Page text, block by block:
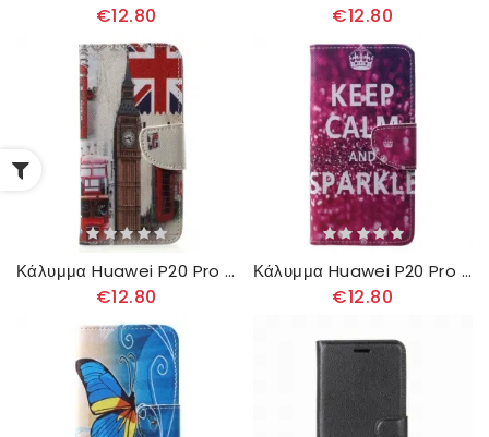
€12.80 €12.80
Κάλυμμα Huawei P20 Pro London Life
€12.80
Κάλυμμα Huawei P20 Pro Διατηρήστε Την Ψυχραιμία Και Τη Λάμψη
€12.80